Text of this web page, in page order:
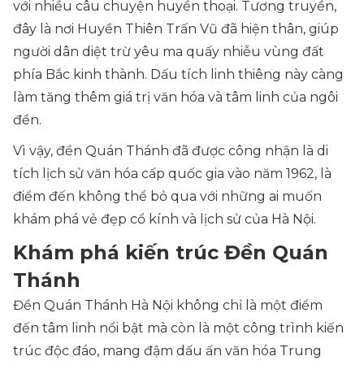
với nhiều câu chuyện huyền thoại. Tương truyền,
đây là nơi Huyền Thiên Trấn Vũ đã hiện thân, giúp
người dân diệt trừ yêu ma quấy nhiễu vùng đất
phía Bắc kinh thành. Dấu tích linh thiêng này càng
làm tăng thêm giá trị văn hóa và tâm linh của ngôi
đền.
Vì vậy, đền Quán Thánh đã được công nhận là di
tích lịch sử văn hóa cấp quốc gia vào năm 1962, là
điểm đến không thể bỏ qua với những ai muốn
khám phá vẻ đẹp cổ kính và lịch sử của Hà Nội.
Khám phá kiến trúc Đền Quán
Thánh
Đền Quán Thánh Hà Nội không chỉ là một điểm
đến tâm linh nổi bật mà còn là một công trình kiến
trúc độc đáo, mang đậm dấu ấn văn hóa Trung